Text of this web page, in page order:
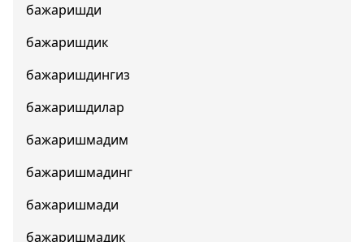
бажаришди
бажаришдик
бажаришдингиз
бажаришдилар
бажаришмадим
бажаришмадинг
бажаришмади
бажаришмадик